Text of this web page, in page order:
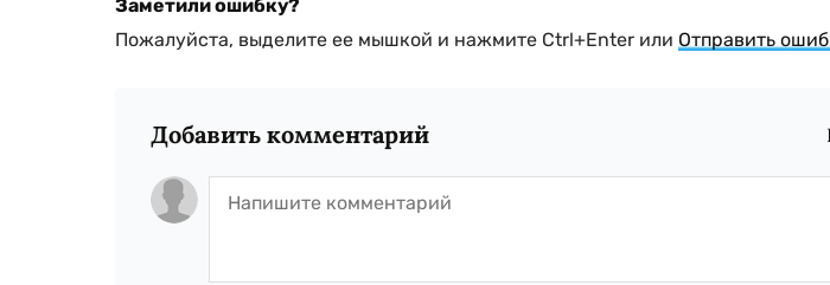
Заметили ошибку?
Пожалуйста, выделите ее мышкой и нажмите Ctrl+Enter или Отправить
Добавить комментарий